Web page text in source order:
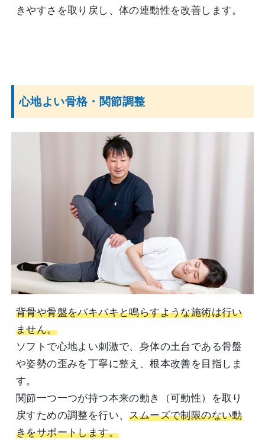
きやすさを取り戻し、体の連動性を改善します。
心地よい骨格・関節調整
背骨や骨盤をバキバキと鳴らすような施術は行い
ません。
ソフトで心地よい刺激で、身体の土台である骨盤
や姿勢の歪みを丁寧に整え、根本改善を目指しま
す。
関節一つ一つが持つ本来の動き（可動性）を取り
戻すための調整を行い、スムーズで制限のない動
きをサポートします。